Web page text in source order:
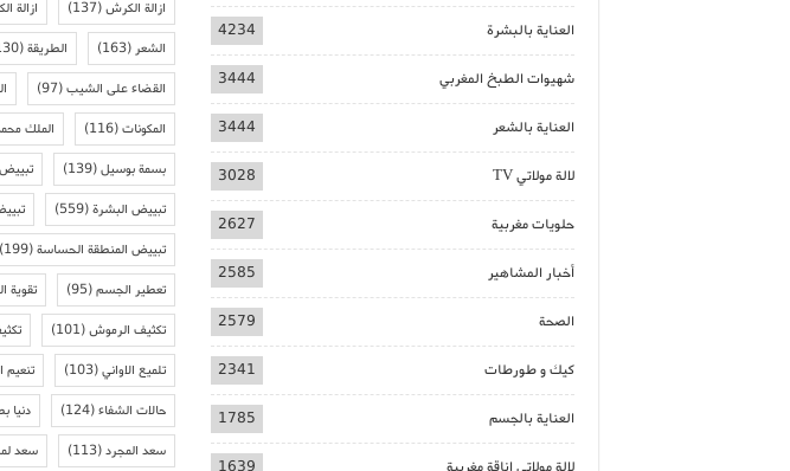
العناية بالبشرة 4234
شهيوات الطبخ المغربي 3444
العناية بالشعر 3444
لالة مولاتي TV 3028
حلويات مغربية 2627
أخبار المشاهير 2585
الصحة 2579
كيك و طورطات 2341
العناية بالجسم 1785
لالة مولاتي اناقة مغربية 1639
ازالة الكرش(137) ازالة
الشعر(163) الطريقة(130)
القضاء على الشيب(97)
المكونات(116) الملك
بسمة بوسيل(139)
تبييض البشرة(559)
تبييض المنطقة الحساسة(199)
تعطير الجسم(95) تقوية
تكثيف الرموش(101)
تلميع الاواني(103) تنعيم
حالات الشفاء(124) دنيا
سعد المجرد(113) سعد